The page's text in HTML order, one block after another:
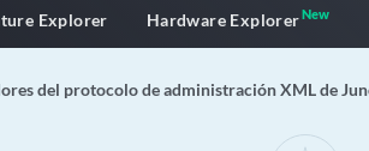
Explorer Hardware ExplorerNew
del protocolo de administración XML de